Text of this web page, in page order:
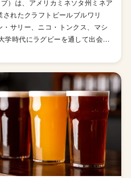
）は、アメリカミネソタ州ミネア
れたクラフトビールブルワリ
サリー、ニコ・トンクス、マシ
学時代にラグビーを通して出会い
。一方で3人は、従来のクラフト
運営に課題を感じていました。そ
のモデルを持ち込んだ共同所有のブ
決意。その理念の通り「フェアステ
ワリー名に採用しました。 2019
1,500人を超え、ビールのレシピ
のベリーの収穫などのシーンでビ
できる他、限定醸造のビールを入
商品を買うことができるなど、労
スペシャルな体験を得ることがで